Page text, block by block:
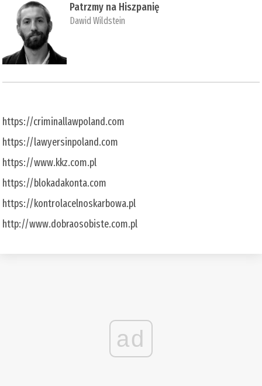
Patrzmy na Hiszpanię
Dawid Wildstein
https://criminallawpoland.com
https://lawyersinpoland.com
https://www.kkz.com.pl
https://blokadakonta.com
https://kontrolacelnoskarbowa.pl
http://www.dobraosobiste.com.pl
ad